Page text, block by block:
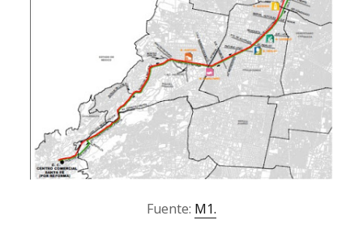
Fuente: M1.